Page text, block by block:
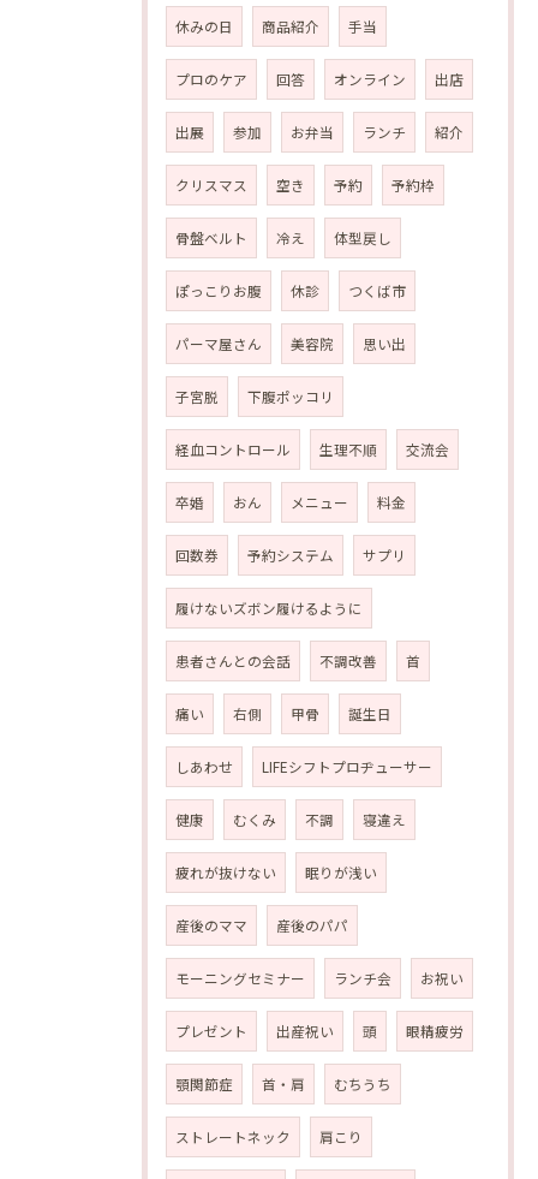
休みの日 商品紹介 手当
プロのケア 回答 オンライン 出店
出展 参加 お弁当 ランチ 紹介
クリスマス 空き 予約 予約枠
骨盤ベルト 冷え 体型戻し
ぽっこりお腹 休診 つくば市
パーマ屋さん 美容院 思い出
子宮脱 下腹ポッコリ
経血コントロール 生理不順 交流会
卒婚 おん メニュー 料金
回数券 予約システム サプリ
履けないズボン履けるように
患者さんとの会話 不調改善 首
痛い 右側 甲骨 誕生日
しあわせ LIFEシフトプロヂューサー
健康 むくみ 不調 寝違え
疲れが抜けない 眠りが浅い
産後のママ 産後のパパ
モーニングセミナー ランチ会 お祝い
プレゼント 出産祝い 頭 眼精疲労
顎関節症 首・肩 むちうち
ストレートネック 肩こり